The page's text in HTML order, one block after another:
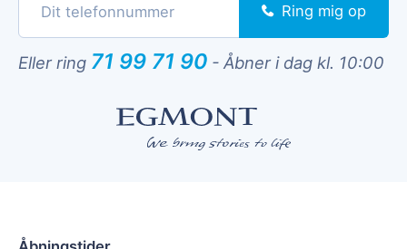
Ring mig op
Eller ring 71 99 71 90 - Åbner i dag kl. 10:00